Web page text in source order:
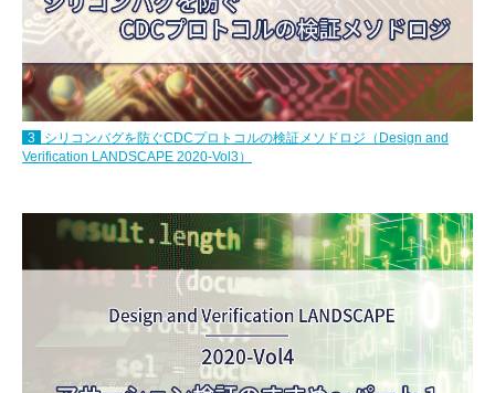
3
シリコンバグを防ぐCDCプロトコルの検証メソドロジ（Design and
Verification LANDSCAPE 2020-Vol3）